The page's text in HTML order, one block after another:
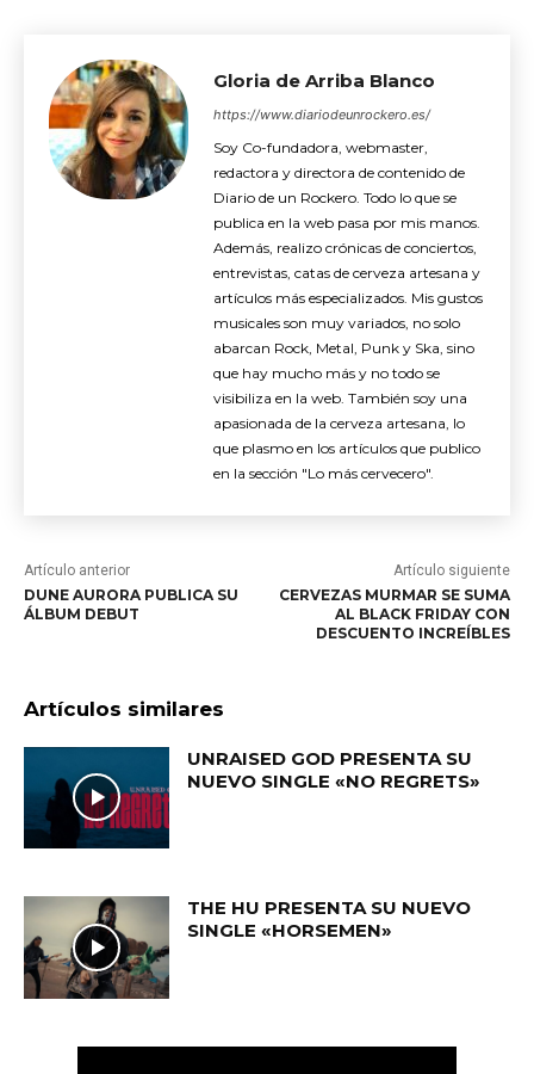
Gloria de Arriba Blanco
https://www.diariodeunrockero.es/
Soy Co-fundadora, webmaster,
redactora y directora de contenido de
Diario de un Rockero. Todo lo que se
publica en la web pasa por mis manos.
Además, realizo crónicas de conciertos,
entrevistas, catas de cerveza artesana y
artículos más especializados. Mis gustos
musicales son muy variados, no solo
abarcan Rock, Metal, Punk y Ska, sino
que hay mucho más y no todo se
visibiliza en la web. También soy una
apasionada de la cerveza artesana, lo
que plasmo en los artículos que publico
en la sección "Lo más cervecero".
Artículo anterior
DUNE AURORA PUBLICA SU
ÁLBUM DEBUT
Artículo siguiente
CERVEZAS MURMAR SE SUMA
AL BLACK FRIDAY CON
DESCUENTO INCREÍBLES
Artículos similares
UNRAISED GOD PRESENTA SU
NUEVO SINGLE «NO REGRETS»
THE HU PRESENTA SU NUEVO
SINGLE «HORSEMEN»